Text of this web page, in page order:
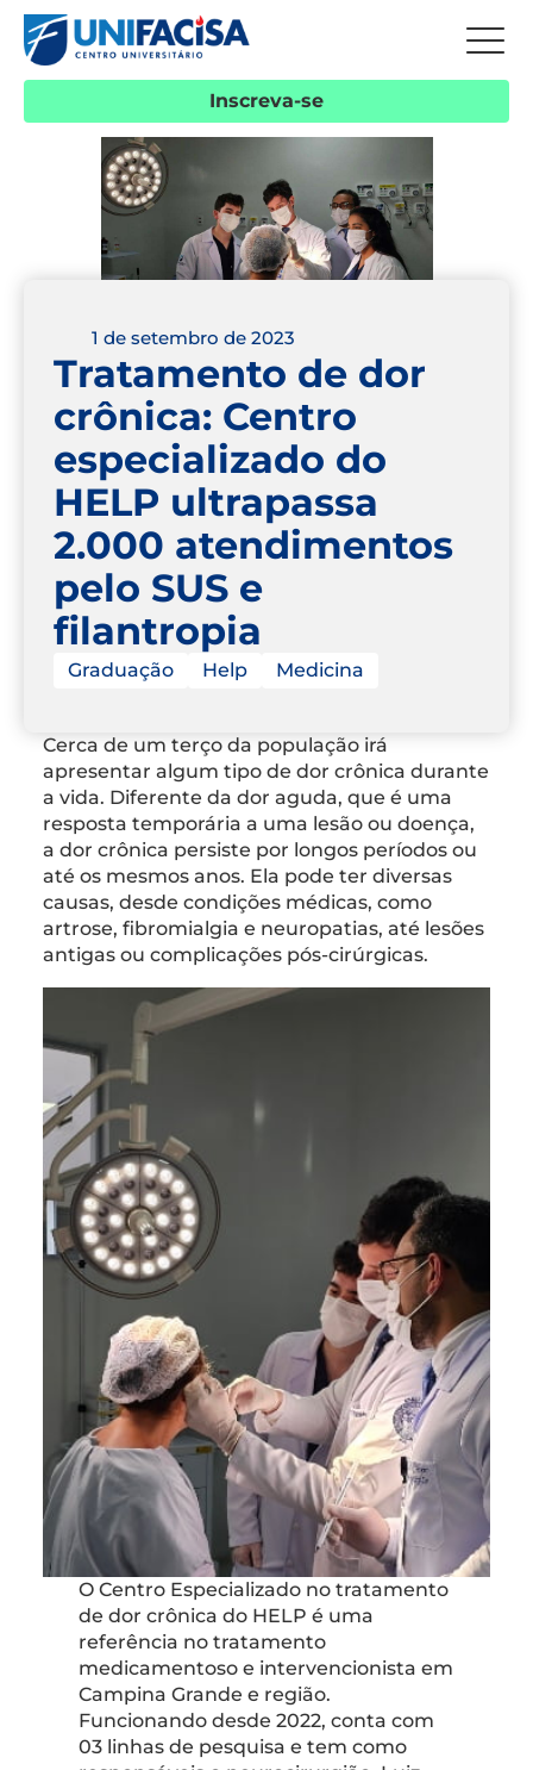
Inscreva-se
1 de setembro de 2023
Tratamento de dor
crônica: Centro
especializado do
HELP ultrapassa
2.000 atendimentos
pelo SUS e
filantropia
Graduação Help Medicina
Cerca de um terço da população irá
apresentar algum tipo de dor crônica durante
a vida. Diferente da dor aguda, que é uma
resposta temporária a uma lesão ou doença,
a dor crônica persiste por longos períodos ou
até os mesmos anos. Ela pode ter diversas
causas, desde condições médicas, como
artrose, fibromialgia e neuropatias, até lesões
antigas ou complicações pós-cirúrgicas.
O Centro Especializado no tratamento
de dor crônica do HELP é uma
referência no tratamento
medicamentoso e intervencionista em
Campina Grande e região.
Funcionando desde 2022, conta com
03 linhas de pesquisa e tem como